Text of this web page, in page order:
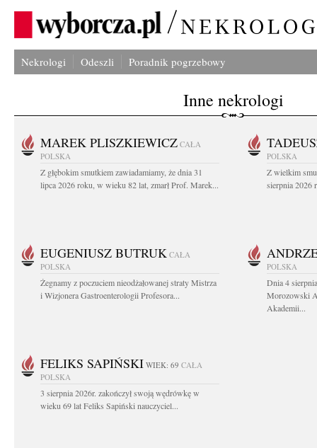
Nekrologi Odeszli Poradnik pogrzebowy
Inne nekrologi
MAREK PLISZKIEWICZ CAŁA
POLSKA
Z głębokim smutkiem zawiadamiamy, że dnia 31
lipca 2026 roku, w wieku 82 lat, zmarł Prof. Marek...
POLSKA
Z wielkim
sierpnia 2026
EUGENIUSZ BUTRUK CAŁA
POLSKA
Żegnamy z poczuciem nieodżałowanej straty Mistrza
i Wizjonera Gastroenterologii Profesora...
POLSKA
Dnia 4
Morozowski
Akademii...
FELIKS SAPIŃSKI WIEK: 69 CAŁA
POLSKA
3 sierpnia 2026r. zakończył swoją wędrówkę w
wieku 69 lat Feliks Sapiński nauczyciel...